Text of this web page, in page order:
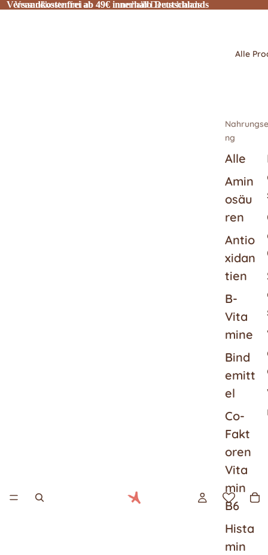
Versandkostenfrei ab 49€ innerhalb Deutschlands
Versandkostenfrei ab 49€ innerhalb Deutschlands
Alle
ng
Alle
Amin
osäu
ren
Antio
xidan
tien
B-
Vita
mine
Bind
emitt
el
Co-
Fakt
oren
Vita
min
B6
Hista
min